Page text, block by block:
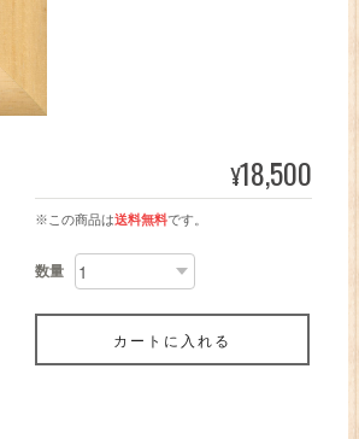
¥18,500
※この商品は送料無料です。
数量
カートに入れる